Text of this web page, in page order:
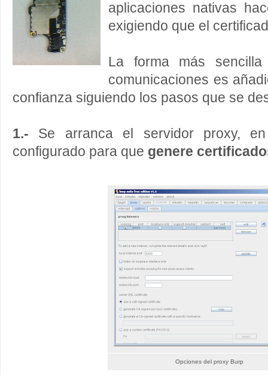
aplicaciones nativas
exigiendo que el
La forma más
comunicaciones es
confianza siguiendo los pasos que se
1.- Se arranca el servidor proxy,
configurado para que genere
Opciones del proxy Burp